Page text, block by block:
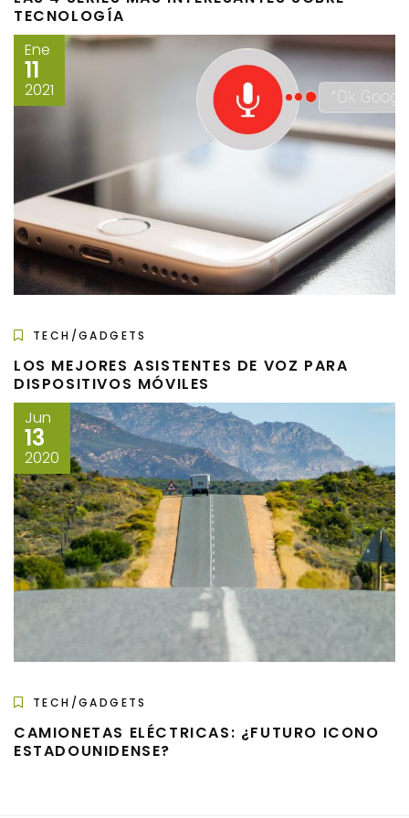
TECNOLOGÍA
Ene
11
2021
TECH/GADGETS
LOS MEJORES ASISTENTES DE VOZ PARA
DISPOSITIVOS MÓVILES
Jun
13
2020
TECH/GADGETS
CAMIONETAS ELÉCTRICAS: ¿FUTURO ICONO
ESTADOUNIDENSE?